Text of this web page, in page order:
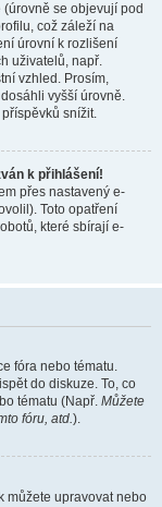
se objevují pod
což záleží na
úrovní k rozlišení
uživatelů, např.
vzhled. Prosím,
vyšší úrovně.
snížit.
k přihlášení!
přes nastavený e-
Toto opatření
které sbírají e-
fóra nebo tématu.
do diskuze. To, co
tématu (Např. Můžete
fóru, atd.).
můžete upravovat nebo